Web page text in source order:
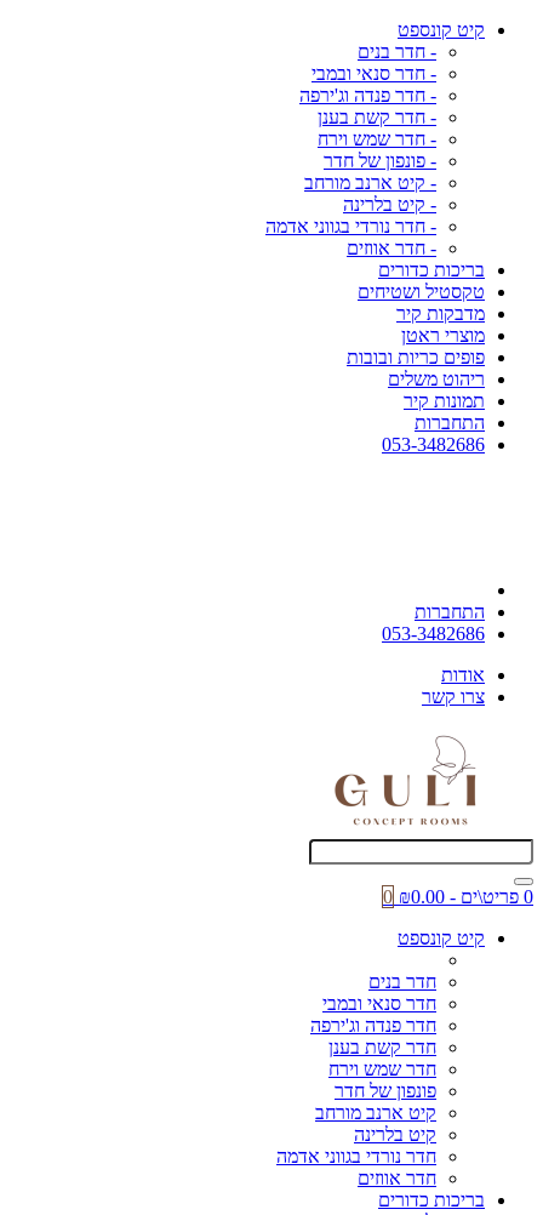
קיט קונספט
- חדר בנים
- חדר סנאי ובמבי
- חדר פנדה וג'ירפה
- חדר קשת בענן
- חדר שמש וירח
- פונפון של חדר
- קיט ארנב מורחב
- קיט בלרינה
- חדר נורדי בגווני אדמה
- חדר אווזים
בריכות כדורים
טקסטיל ושטיחים
מדבקות קיר
מוצרי ראטן
פופים כריות ובובות
ריהוט משלים
תמונות קיר
התחברות
053-3482686
התחברות
053-3482686
אודות
צרו קשר
0 פריט\ים - ₪0.00
0
קיט קונספט
חדר בנים
חדר סנאי ובמבי
חדר פנדה וג'ירפה
חדר קשת בענן
חדר שמש וירח
פונפון של חדר
קיט ארנב מורחב
קיט בלרינה
חדר נורדי בגווני אדמה
חדר אווזים
בריכות כדורים